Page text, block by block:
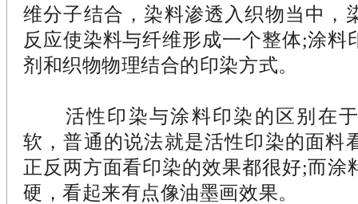
维分子结合，染料渗透入织物当中，
反应使染料与纤维形成一个整体;涂料
剂和织物物理结合的印染方式。
活性印染与涂料印染的区别在于
软，普通的说法就是活性印染的面料
正反两方面看印染的效果都很好;而涂
硬，看起来有点像油墨画效果。